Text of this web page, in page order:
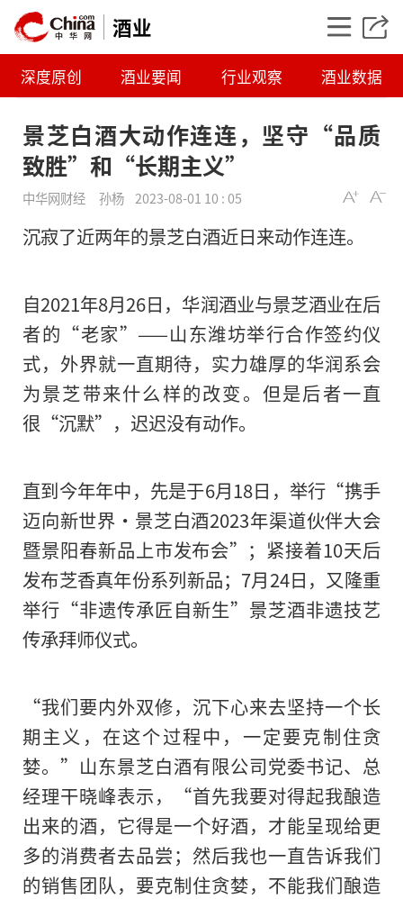
酒业
深度原创 酒业要闻 行业观察 酒业数据
景芝白酒大动作连
质致胜”和“长期
长按二维码
景芝白酒大动作连连，坚守“品质
致胜”和“长期主义”
中华网财经 孙杨 2023-08-01 10 : 05
沉寂了近两年的景芝白酒近日来动作连连。
自2021年8月26日，华润酒业与景芝酒业在后
者的“老家”——山东潍坊举行合作签约仪
式，外界就一直期待，实力雄厚的华润系会
为景芝带来什么样的改变。但是后者一直
很“沉默”，迟迟没有动作。
直到今年年中，先是于6月18日，举行“携手
迈向新世界·景芝白酒2023年渠道伙伴大会
暨景阳春新品上市发布会”；紧接着10天后
发布芝香真年份系列新品；7月24日，又隆重
举行“非遗传承匠自新生”景芝酒非遗技艺
传承拜师仪式。
“我们要内外双修，沉下心来去坚持一个长
期主义，在这个过程中，一定要克制住贪
婪。”山东景芝白酒有限公司党委书记、总
经理干晓峰表示，“首先我要对得起我酿造
出来的酒，它得是一个好酒，才能呈现给更
多的消费者去品尝；然后我也一直告诉我们
的销售团队，要克制住贪婪，不能我们酿造